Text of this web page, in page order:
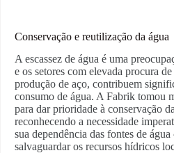
Conservação e reutilização da água
A escassez de água é uma
e os setores com elevada procura
produção de aço, contribuem
consumo de água. A Fabrik tomou
para dar prioridade à conservação
reconhecendo a necessidade
sua dependência das fontes de água
salvaguardar os recursos hídricos